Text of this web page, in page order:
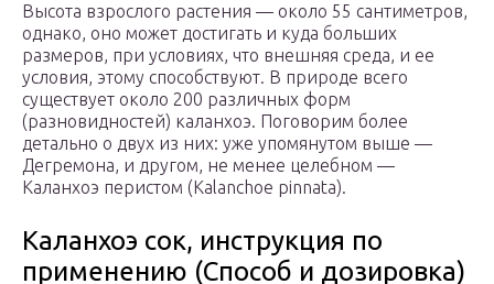
Высота взрослого растения — около 55 сантиметров,
однако, оно может достигать и куда больших
размеров, при условиях, что внешняя среда, и ее
условия, этому способствуют. В природе всего
существует около 200 различных форм
(разновидностей) каланхоэ. Поговорим более
детально о двух из них: уже упомянутом выше —
Дегремона, и другом, не менее целебном —
Каланхоэ перистом (Kalanchoe pinnata).
Каланхоэ сок, инструкция по
применению (Способ и дозировка)